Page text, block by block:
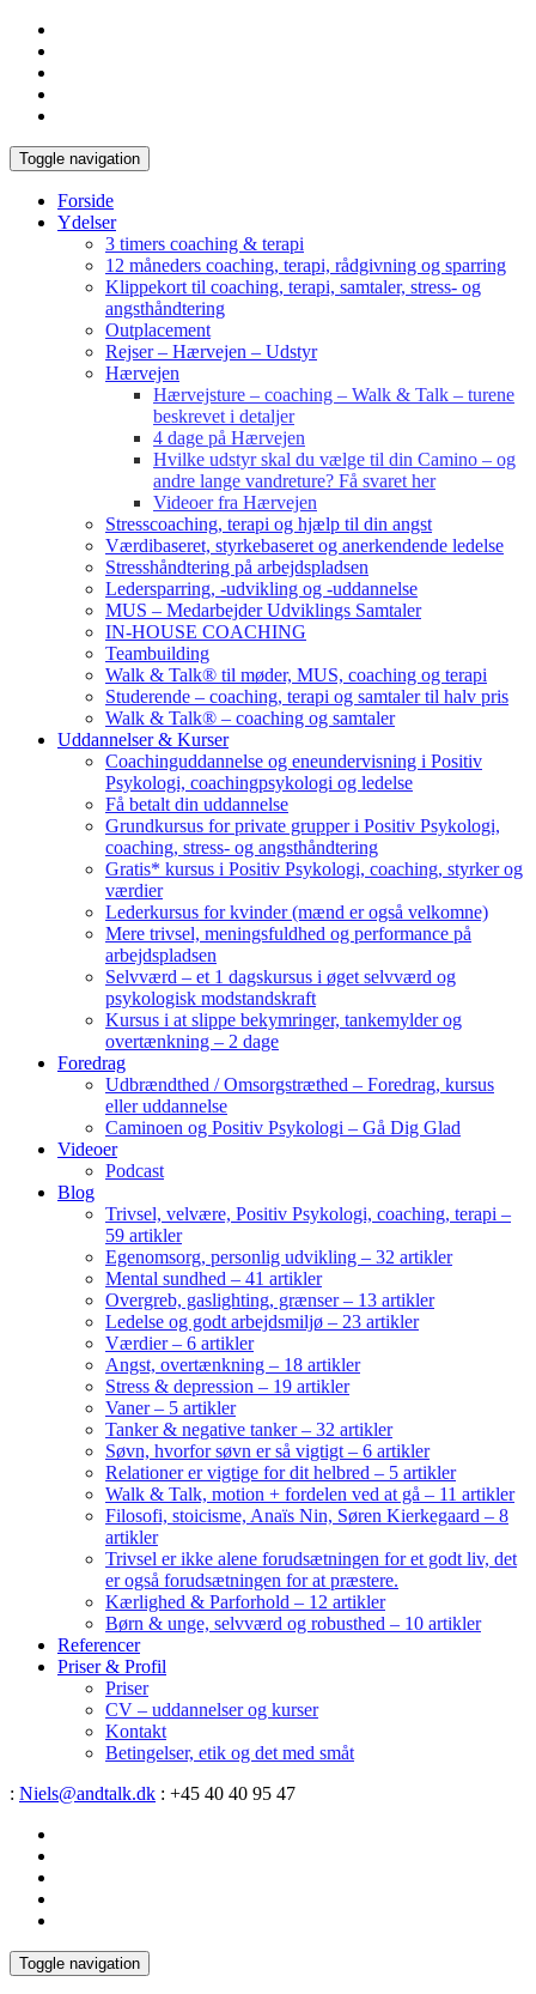
Toggle navigation
Forside
Ydelser
3 timers coaching & terapi
12 måneders coaching, terapi, rådgivning og sparring
Klippekort til coaching, terapi, samtaler, stress- og
angsthåndtering
Outplacement
Rejser – Hærvejen – Udstyr
Hærvejen
Hærvejsture – coaching – Walk & Talk – turene
beskrevet i detaljer
4 dage på Hærvejen
Hvilke udstyr skal du vælge til din Camino – og
andre lange vandreture? Få svaret her
Videoer fra Hærvejen
Stresscoaching, terapi og hjælp til din angst
Værdibaseret, styrkebaseret og anerkendende ledelse
Stresshåndtering på arbejdspladsen
Ledersparring, -udvikling og -uddannelse
MUS – Medarbejder Udviklings Samtaler
IN-HOUSE COACHING
Teambuilding
Walk & Talk® til møder, MUS, coaching og terapi
Studerende – coaching, terapi og samtaler til halv pris
Walk & Talk® – coaching og samtaler
Uddannelser & Kurser
Coachinguddannelse og eneundervisning i Positiv
Psykologi, coachingpsykologi og ledelse
Få betalt din uddannelse
Grundkursus for private grupper i Positiv Psykologi,
coaching, stress- og angsthåndtering
Gratis* kursus i Positiv Psykologi, coaching, styrker og
værdier
Lederkursus for kvinder (mænd er også velkomne)
Mere trivsel, meningsfuldhed og performance på
arbejdspladsen
Selvværd – et 1 dagskursus i øget selvværd og
psykologisk modstandskraft
Kursus i at slippe bekymringer, tankemylder og
overtænkning – 2 dage
Foredrag
Udbrændthed / Omsorgstræthed – Foredrag, kursus
eller uddannelse
Caminoen og Positiv Psykologi – Gå Dig Glad
Videoer
Podcast
Blog
Trivsel, velvære, Positiv Psykologi, coaching, terapi –
59 artikler
Egenomsorg, personlig udvikling – 32 artikler
Mental sundhed – 41 artikler
Overgreb, gaslighting, grænser – 13 artikler
Ledelse og godt arbejdsmiljø – 23 artikler
Værdier – 6 artikler
Angst, overtænkning – 18 artikler
Stress & depression – 19 artikler
Vaner – 5 artikler
Tanker & negative tanker – 32 artikler
Søvn, hvorfor søvn er så vigtigt – 6 artikler
Relationer er vigtige for dit helbred – 5 artikler
Walk & Talk, motion + fordelen ved at gå – 11 artikler
Filosofi, stoicisme, Anaïs Nin, Søren Kierkegaard – 8
artikler
Trivsel er ikke alene forudsætningen for et godt liv, det
er også forudsætningen for at præstere.
Kærlighed & Parforhold – 12 artikler
Børn & unge, selvværd og robusthed – 10 artikler
Referencer
Priser & Profil
Priser
CV – uddannelser og kurser
Kontakt
Betingelser, etik og det med småt
: Niels@andtalk.dk : +45 40 40 95 47
Toggle navigation